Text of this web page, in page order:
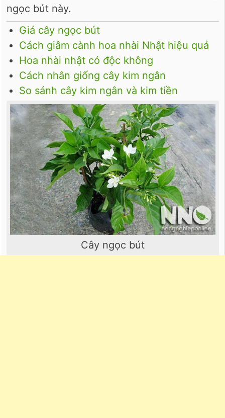
ngọc bút này.
Giá cây ngọc bút
Cách giâm cành hoa nhài Nhật hiệu quả
Hoa nhài nhật có độc không
Cách nhân giống cây kim ngân
So sánh cây kim ngân và kim tiền
Cây ngọc bút